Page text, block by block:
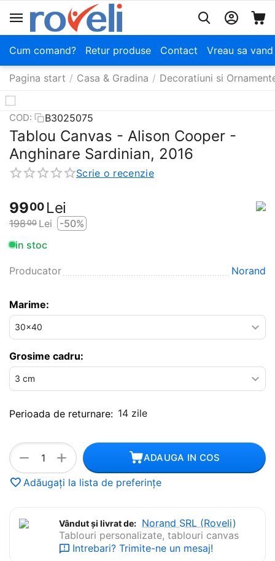
Cum comand? Retur produse Contact Vreau sa
Pagina start / Casa & Gradina / Decoratiuni si
COD: B3025075
Tablou Canvas - Alison Cooper -
Anghinare Sardinian, 2016
Scrie o recenzie
9900 Lei
19800 Lei
-50%
in stoc
Producator Norand
Marime:
Grosime cadru:
Perioada de returnare: 14 zile
+
− ADAUGA IN COS
Adăugați la lista de preferințe
Vândut și livrat de: Norand SRL (Roveli)
Tablouri personalizate, tablouri canvas
Intrebari? Trimite-ne un mesaj!